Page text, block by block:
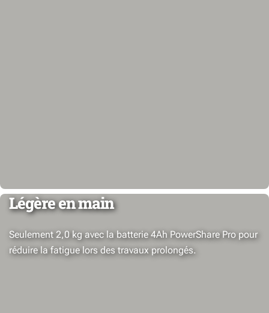
Légère en main
Seulement 2,0 kg avec la batterie 4Ah PowerShare Pro pour
réduire la fatigue lors des travaux prolongés.